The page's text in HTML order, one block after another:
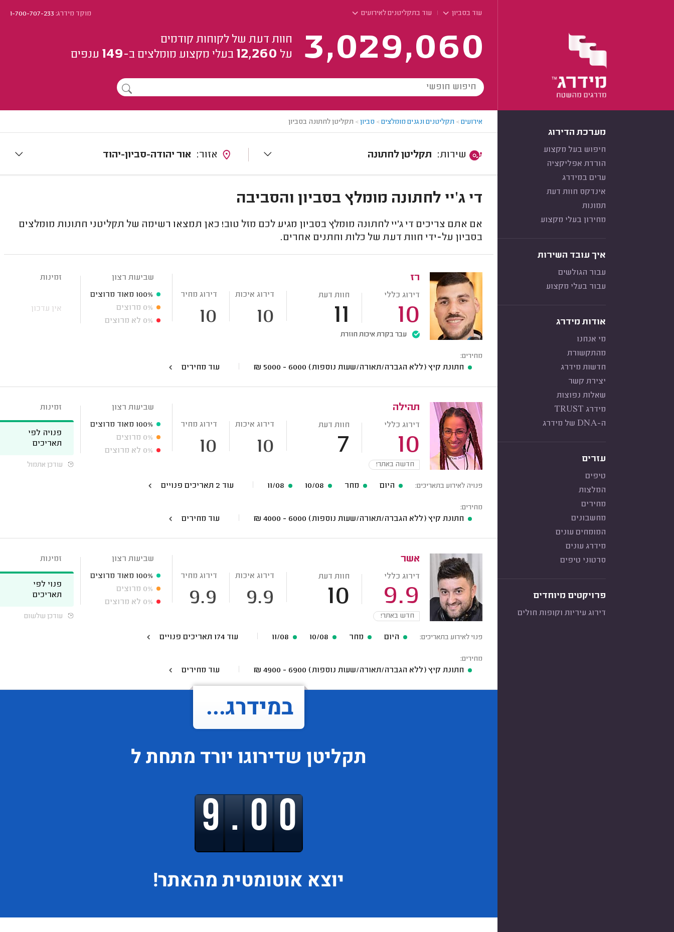
עוד בסביון עוד בתקליטנים לאירועים מוקד מידרג:1-700-707-233
3,029,060
חוות דעת של לקוחות קודמים
על 12,260 בעלי מקצוע מומלצים ב-149 ענפים
מערכת הדירוג
חיפוש בעל מקצוע
הורדת אפליקציה
ערים במידרג
אינדקס חוות דעת
תמונות
מחירון בעלי מקצוע
איך עובד השירות
עבור הגולשים
עבור בעלי מקצוע
אודות מידרג
מי אנחנו
מהתקשורת
חדשות מידרג
יצירת קשר
שאלות נפוצות
מידרג TRUST
ה-DNA של מידרג
עזרים
טיפים
המלצות
מחירים
מחשבונים
המומחים עונים
מידרג עונים
סרטוני טיפים
פרויקטים מיוחדים
דירוג עיריות וקופות חולים
אירועים> תקליטנים ונגנים מומלצים> סביון> תקליטן לחתונה בסביון
תקליטן לחתונה אור יהודה-סביון-יהוד
די ג'יי לחתונה מומלץ בסביון והסביבה
אם אתם צריכים די ג'יי לחתונה מומלץ בסביון מגיע לכם מזל טוב! כאן תמצאו רשימה של תקליטני חתונות מומלצים
בסביון על-ידי חוות דעת של כלות וחתנים אחרים.
רז
דירוג כללי
10
חוות דעת
11
דירוג איכות
10
דירוג מחיר
10
עבר בקרת איכות חוזרת
שביעות רצון
100% מאוד מרוצים
0% מרוצים
0% לא מרוצים
זמינות
אין עדכון
מחירים:
חתונת קיץ (ללא הגברה/תאורה/שעות נוספות) 6000 - 5000
₪ עוד מחירים
תהילה
דירוג כללי
10
חוות דעת
7
דירוג איכות
10
דירוג מחיר
10
חדשה באתר!
שביעות רצון
100% מאוד מרוצים
0% מרוצים
0% לא מרוצים
זמינות
פנויה לפי
תאריכים
עודכן אתמול
פנויה לאירוע בתאריכים: היום מחר עוד 2 תאריכים פנויים
מחירים:
חתונת קיץ (ללא הגברה/תאורה/שעות נוספות) 6000 - 4000
₪ עוד מחירים
אשר
דירוג כללי
9.9
חוות דעת
10
דירוג איכות
9.9
דירוג מחיר
9.9
חדש באתר!
שביעות רצון
100% מאוד מרוצים
0% מרוצים
0% לא מרוצים
זמינות
פנוי לפי
תאריכים
עודכן שלשום
פנוי לאירוע בתאריכים: היום מחר עוד 174 תאריכים פנויים
מחירים:
חתונת קיץ (ללא הגברה/תאורה/שעות נוספות) 6900 - 4900
₪ עוד מחירים
במידרג...
תקליטן שדירוגו יורד מתחת ל
9.00
יוצא אוטומטית מהאתר!